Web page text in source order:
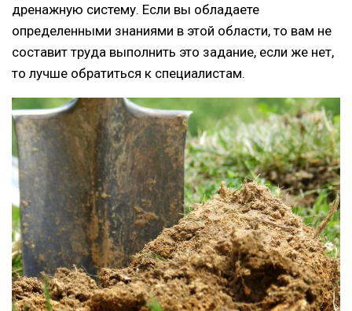
дренажную систему. Если вы обладаете
определенными знаниями в этой области, то вам не
составит труда выполнить это задание, если же нет,
то лучше обратиться к специалистам.